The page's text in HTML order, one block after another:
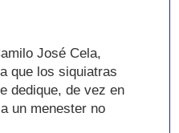
José Cela,
que los siquiatras
dedique, de vez en
un menester no